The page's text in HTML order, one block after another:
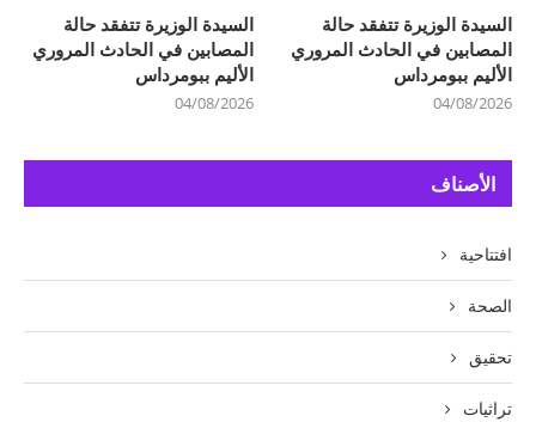
السيدة الوزيرة تتفقد حالة
المصابين في الحادث المروري
الأليم ببومرداس
04/08/2026
السيدة الوزيرة تتفقد حالة
المصابين في الحادث المروري
الأليم ببومرداس
04/08/2026
الأصناف
افتتاحية
الصحة
تحقيق
تراثيات